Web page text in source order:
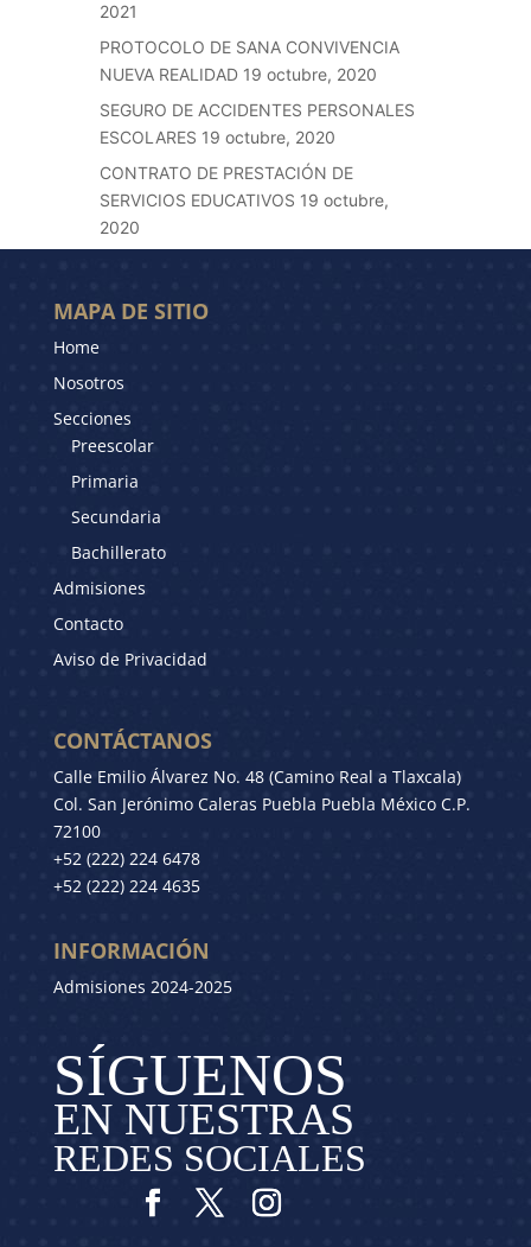
2021
PROTOCOLO DE SANA CONVIVENCIA
NUEVA REALIDAD 19 octubre, 2020
SEGURO DE ACCIDENTES PERSONALES
ESCOLARES 19 octubre, 2020
CONTRATO DE PRESTACIÓN DE
SERVICIOS EDUCATIVOS 19 octubre,
2020
MAPA DE SITIO
Home
Nosotros
Secciones
Preescolar
Primaria
Secundaria
Bachillerato
Admisiones
Contacto
Aviso de Privacidad
CONTÁCTANOS
Calle Emilio Álvarez No. 48 (Camino Real a Tlaxcala)
Col. San Jerónimo Caleras Puebla Puebla México C.P.
72100
+52 (222) 224 6478
+52 (222) 224 4635
INFORMACIÓN
Admisiones 2024-2025
SÍGUENOS
EN NUESTRAS
REDES SOCIALES